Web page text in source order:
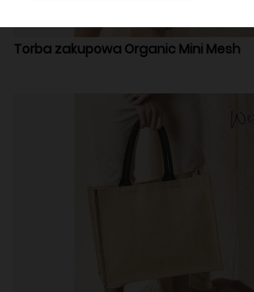
Torba zakupowa Organic Mini Mesh